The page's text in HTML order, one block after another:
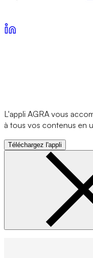
L'appli AGRA vous
à tous vos contenus en
Téléchargez l'appli